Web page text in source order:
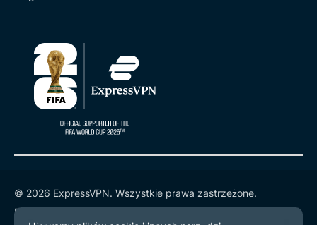
© 2026 ExpressVPN. Wszystkie prawa zastrzeżone.
Polityka prywatności